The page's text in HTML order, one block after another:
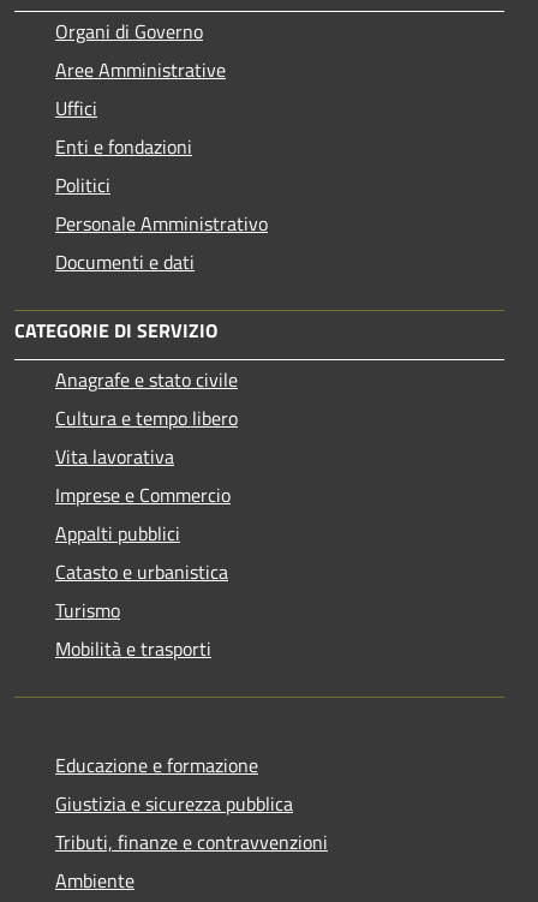
Organi di Governo
Aree Amministrative
Uffici
Enti e fondazioni
Politici
Personale Amministrativo
Documenti e dati
CATEGORIE DI SERVIZIO
Anagrafe e stato civile
Cultura e tempo libero
Vita lavorativa
Imprese e Commercio
Appalti pubblici
Catasto e urbanistica
Turismo
Mobilità e trasporti
Educazione e formazione
Giustizia e sicurezza pubblica
Tributi, finanze e contravvenzioni
Ambiente